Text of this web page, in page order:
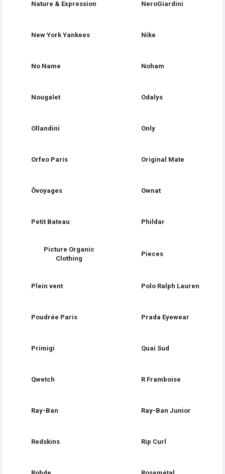
Nature & Expression NeroGiardini
New York Yankees Nike
No Name Noham
Nougalet Odalys
Ollandini Only
Orfeo Paris Original Mate
Ôvoyages Ownat
Petit Bateau Phildar
Picture Organic
Clothing
Pieces
Plein vent Polo Ralph Lauren
Poudrée Paris Prada Eyewear
Primigi Quai Sud
Qwetch R Framboise
Ray-Ban Ray-Ban Junior
Redskins Rip Curl